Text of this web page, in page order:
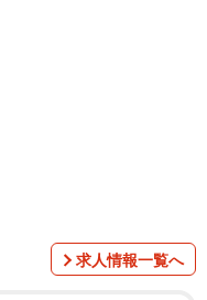
スク』が収蔵品とし
求人情報一覧へ